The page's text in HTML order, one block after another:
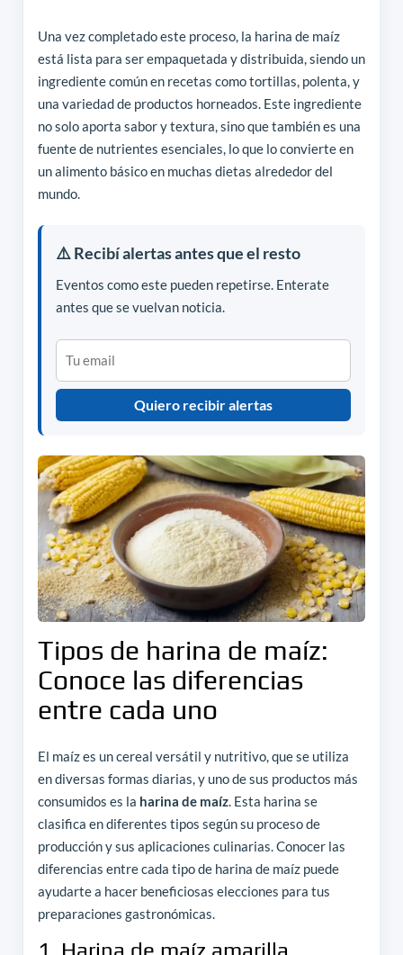
Una vez completado este proceso, la harina de maíz
está lista para ser empaquetada y distribuida, siendo un
ingrediente común en recetas como tortillas, polenta, y
una variedad de productos horneados. Este ingrediente
no solo aporta sabor y textura, sino que también es una
fuente de nutrientes esenciales, lo que lo convierte en
un alimento básico en muchas dietas alrededor del
mundo.
⚠️ Recibí alertas antes que el resto
Eventos como este pueden repetirse. Enterate
antes que se vuelvan noticia.
Quiero recibir alertas
Tipos de harina de maíz:
Conoce las diferencias
entre cada uno
El maíz es un cereal versátil y nutritivo, que se utiliza
en diversas formas diarias, y uno de sus productos más
consumidos es la harina de maíz. Esta harina se
clasifica en diferentes tipos según su proceso de
producción y sus aplicaciones culinarias. Conocer las
diferencias entre cada tipo de harina de maíz puede
ayudarte a hacer beneficiosas elecciones para tus
preparaciones gastronómicas.
1. Harina de maíz amarilla